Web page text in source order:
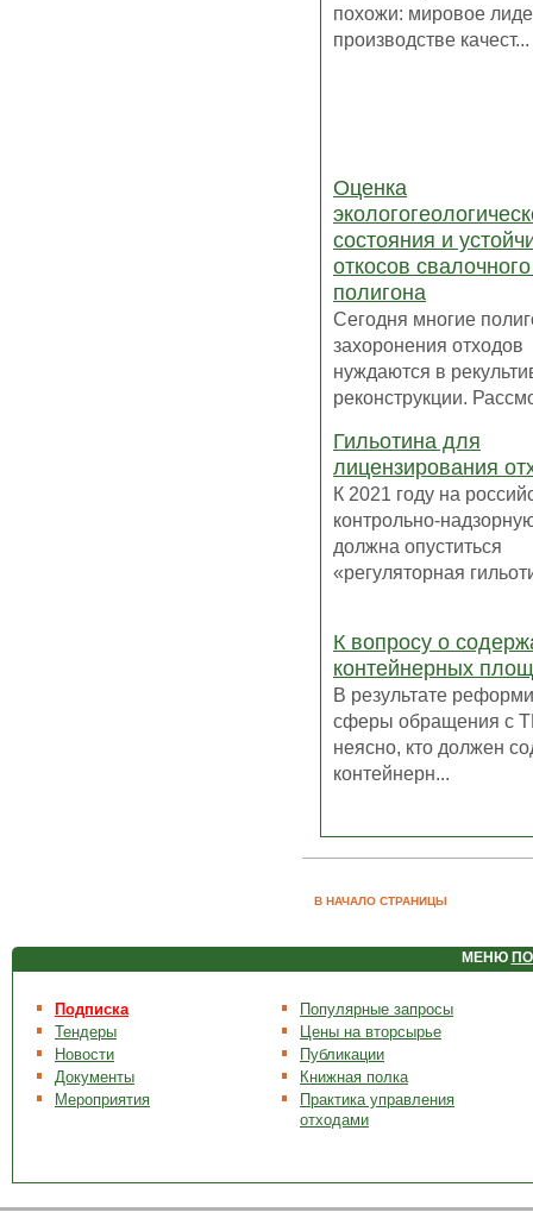
похожи: мировое
производстве качест...
Оценка
состояния и
откосов
полигона
Сегодня многие
захоронения отходов
нуждаются в
реконструкции.
Гильотина для
лицензирования
К 2021 году на
контрольно-
должна опуститься
«регуляторная
К вопросу о
контейнерных
В результате
сферы обращения с
неясно, кто должен
контейнерн...
В НАЧАЛО СТРАНИЦЫ
МЕНЮ
Подписка
Тендеры
Новости
Документы
Мероприятия
Популярные запросы
Цены на вторсырье
Публикации
Книжная полка
Практика управления
отходами